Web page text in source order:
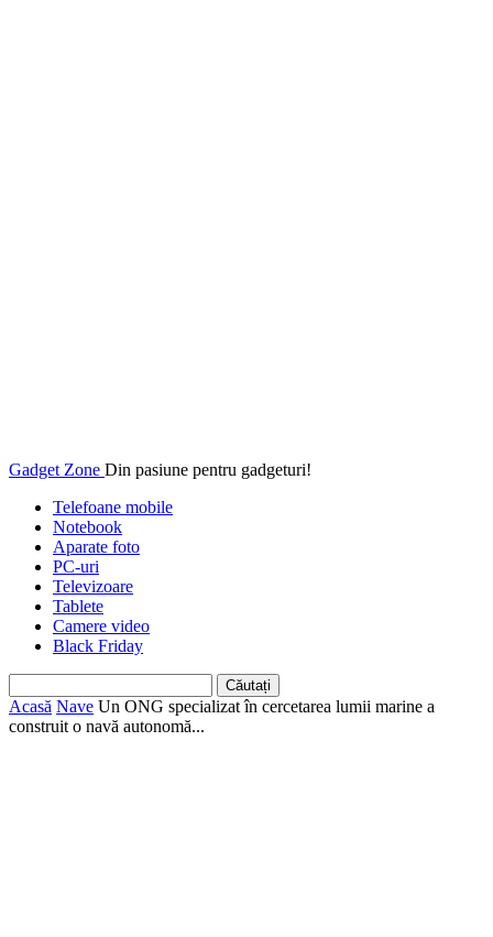
Gadget Zone Din pasiune pentru gadgeturi!
Telefoane mobile
Notebook
Aparate foto
PC-uri
Televizoare
Tablete
Camere video
Black Friday
Acasă Nave Un ONG specializat în cercetarea lumii marine a
construit o navă autonomă...